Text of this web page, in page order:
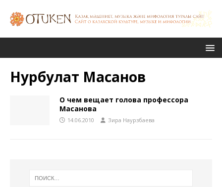
Нурбулат Масанов
О чем вещает голова профессора
Масанова
14.06.2010 Зира Наурзбаева